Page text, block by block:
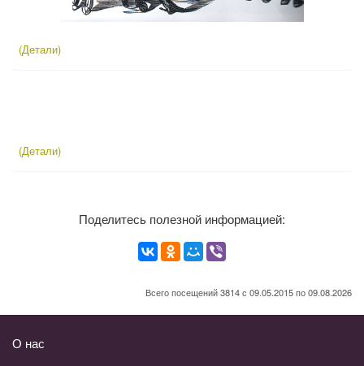
(Детали)
(Детали)
Поделитесь полезной информацией:
Всего посещений 3814 с 09.05.2015 по 09.08.2026
О нас